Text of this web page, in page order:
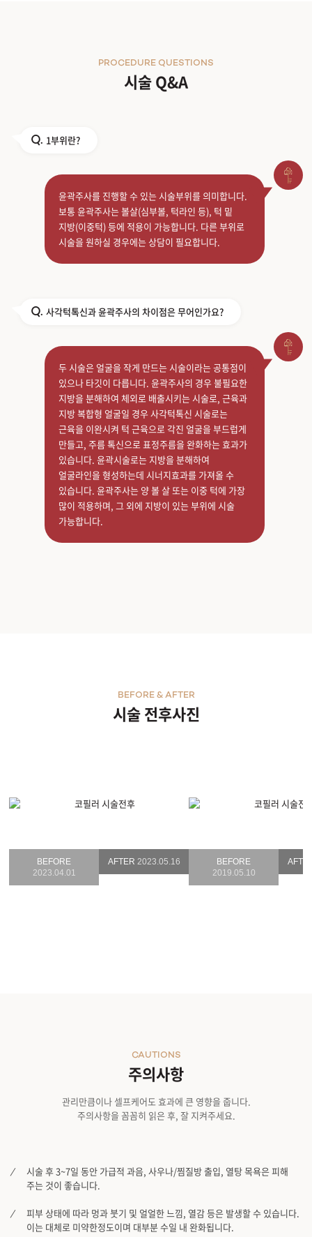
시술 Q&A
PROCEDURE QUESTIONS
Q. 1부위란?
윤곽주사를 진행할 수 있는 시술부위를 의미합니다.
보통 윤곽주사는 볼살(심부볼, 턱라인 등), 턱 밑
지방(이중턱) 등에 적용이 가능합니다. 다른 부위로
시술을 원하실 경우에는 상담이 필요합니다.
Q. 사각턱톡신과 윤곽주사의 차이점은 무어인가요?
두 시술은 얼굴을 작게 만드는 시술이라는 공통점이
있으나 타깃이 다릅니다. 윤곽주사의 경우 불필요한
지방을 분해하여 체외로 배출시키는 시술로, 근육과
지방 복합형 얼굴일 경우 사각턱톡신 시술로는
근육을 이완시켜 턱 근육으로 각진 얼굴을 부드럽게
만들고, 주름 톡신으로 표정주름을 완화하는 효과가
있습니다. 윤곽시술로는 지방을 분해하여
얼굴라인을 형성하는데 시너지효과를 가져올 수
있습니다. 윤곽주사는 양 볼 살 또는 이중 턱에 가장
많이 적용하며, 그 외에 지방이 있는 부위에 시술
가능합니다.
시술 전후사진
BEFORE & AFTER
BEFORE
2023.04.01
AFTER 2023.05.16
BEFORE
2019.05.10
주의사항
CAUTIONS
관리만큼이나 셀프케어도 효과에 큰 영향을 줍니다.
주의사항을 꼼꼼히 읽은 후, 잘 지켜주세요.
시술 후 3~7일 동안 가급적 과음, 사우나/찜질방 출입, 열탕 목욕은 피해
주는 것이 좋습니다.
피부 상태에 따라 멍과 붓기 및 얼얼한 느낌, 열감 등은 발생할 수 있습니다.
이는 대체로 미약한정도이며 대부분 수일 내 완화됩니다.